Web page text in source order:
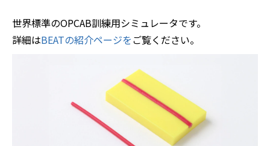
世界標準のOPCAB訓練用シミュレータです。
詳細はBEATの紹介ページをご覧ください。